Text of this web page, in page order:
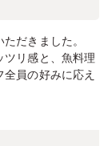
だきました。
ツリ感と、魚料理
員の好みに応え